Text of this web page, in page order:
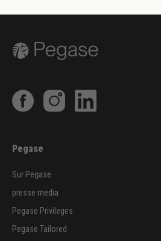
Pegase
Sur Pegase
presse media
Pegase Privileges
Pegase Tailored